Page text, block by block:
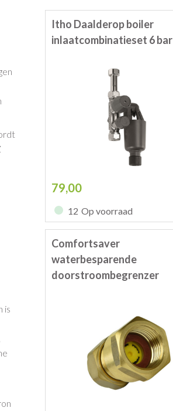
is
Itho Daalderop boiler
inlaatcombinatieset 6 bar
79,00
12 Op voorraad
Comfortsaver
waterbesparende
doorstroombegrenzer